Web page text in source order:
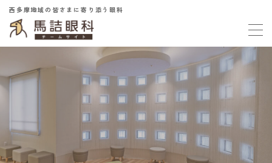
西多摩地域の皆さまに寄り添う眼科
MENU
当院について About Us
設備紹介
当院概要